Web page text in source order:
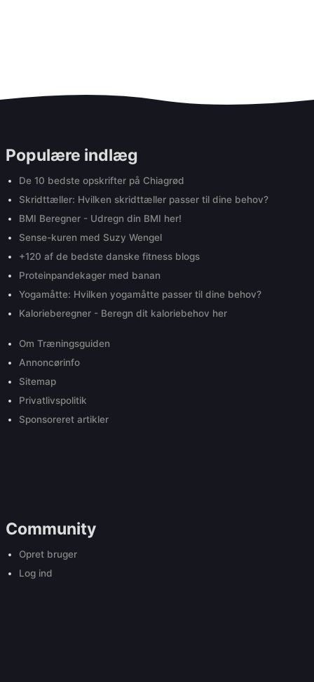
Populære indlæg
De 10 bedste opskrifter på Chiagrød
Skridttæller: Hvilken skridttæller passer til dine behov?
BMI Beregner - Udregn din BMI her!
Sense-kuren med Suzy Wengel
+120 af de bedste danske fitness blogs
Proteinpandekager med banan
Yogamåtte: Hvilken yogamåtte passer til dine behov?
Kalorieberegner - Beregn dit kaloriebehov her
Om Træningsguiden
Annoncørinfo
Sitemap
Privatlivspolitik
Sponsoreret artikler
Community
Opret bruger
Log ind